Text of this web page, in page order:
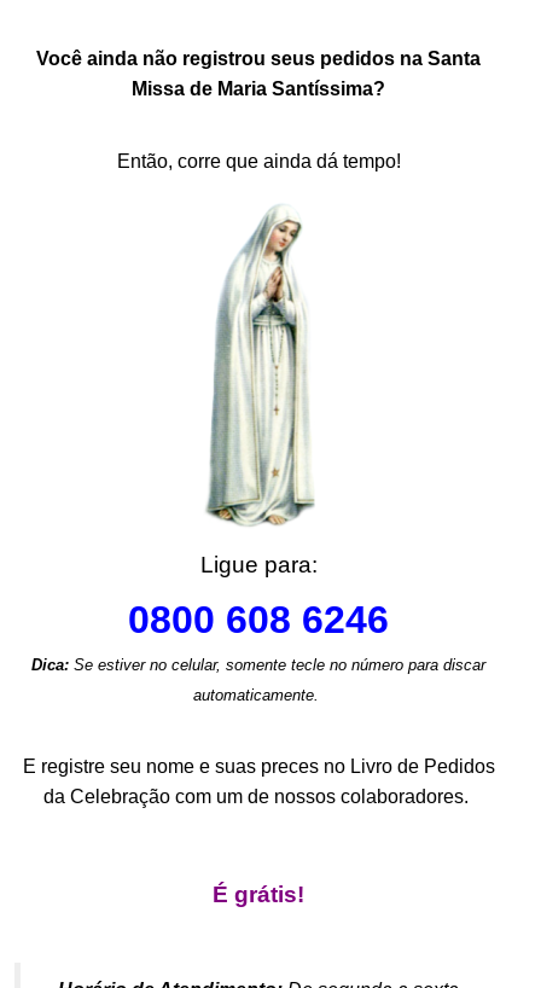
Você ainda não registrou seus pedidos na Santa
Missa de Maria Santíssima?
Então, corre que ainda dá tempo!
Ligue para:
0800 608 6246
Dica: Se estiver no celular, somente tecle no número para discar
automaticamente.
E registre seu nome e suas preces no Livro de Pedidos
da Celebração com um de nossos colaboradores.
É grátis!